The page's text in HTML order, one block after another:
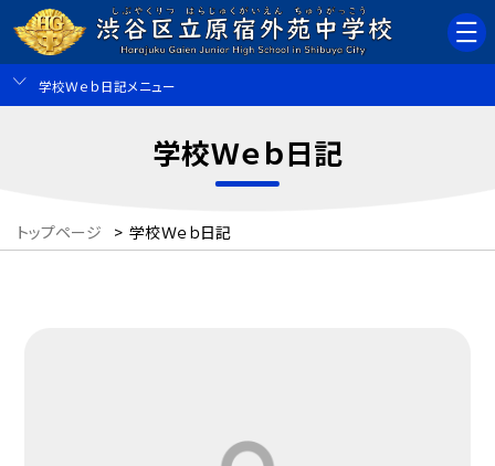
学校Ｗｅｂ日記メニュー
学校Ｗｅｂ日記
トップページ > 学校Ｗｅｂ日記